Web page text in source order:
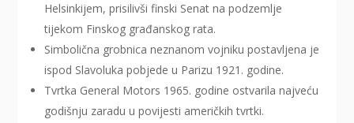
Helsinkijem, prisilivši finski Senat na podzemlje
tijekom Finskog građanskog rata.
Simbolična grobnica neznanom vojniku postavljena je
ispod Slavoluka pobjede u Parizu 1921. godine.
Tvrtka General Motors 1965. godine ostvarila najveću
godišnju zaradu u povijesti američkih tvrtki.